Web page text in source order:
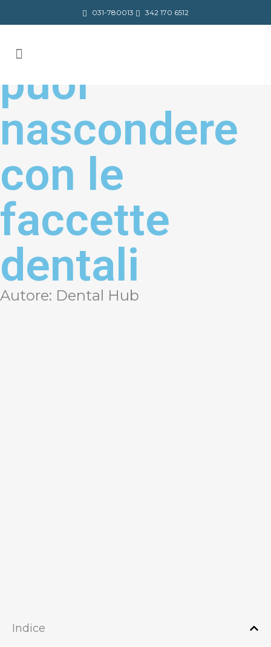
031-780013 342 170 6512
5 difetti che
puoi
nascondere
con le
faccette
dentali
Autore: Dental Hub
Indice